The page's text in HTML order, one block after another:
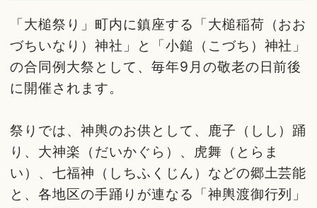
「大槌祭り」町内に鎮座する「大槌稲荷（おお
づちいなり）神社」と「小鎚（こづち）神社」
の合同例大祭として、毎年9月の敬老の日前後
に開催されます。
祭りでは、神輿のお供として、鹿子（しし）踊
り、大神楽（だいかぐら）、虎舞（とらま
い）、七福神（しちふくじん）などの郷土芸能
と、各地区の手踊りが連なる「神輿渡御行列」